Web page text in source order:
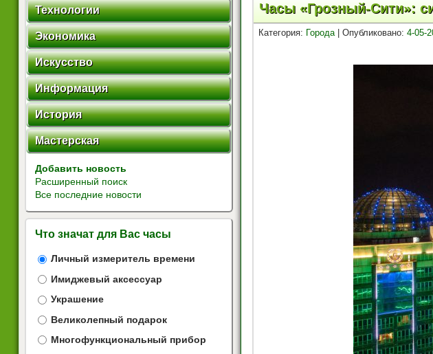
Технологии
Экономика
Искусство
Информация
История
Мастерская
Добавить новость
Расширенный поиск
Все последние новости
Что значат для Вас часы
Личный измеритель времени
Имиджевый аксессуар
Украшение
Великолепный подарок
Многофункциональный прибор
Часы «Грозный-Сити»:
Категория: Города| Опубликовано: 4-05-